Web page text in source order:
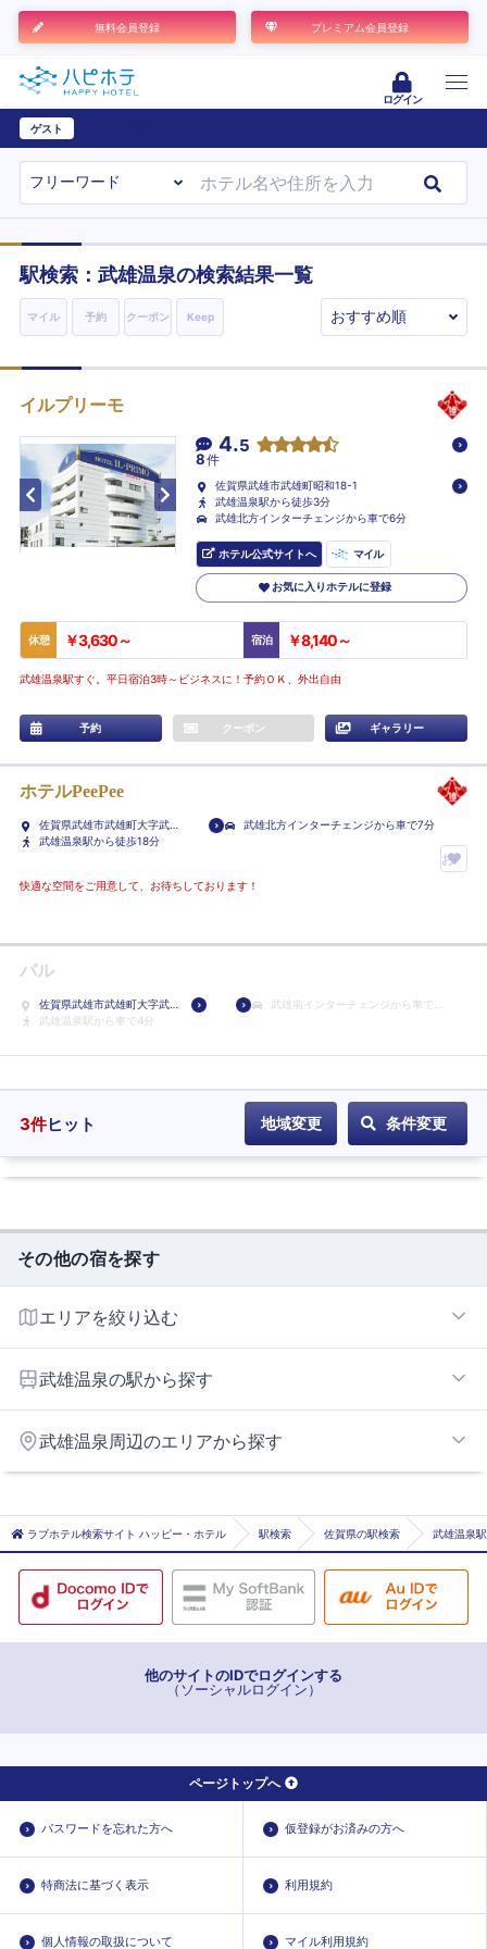
無料会員登録 プレミアム会員登録
ログイン
ゲスト
駅検索： 武雄温泉の検索結果一覧
マイル 予約 クーポン Keep
イルプリーモ
4.5
8件
佐賀県武雄市武雄町昭和18-1
武雄温泉駅から徒歩3分
武雄北方インターチェンジから車で6分
ホテル公式サイトへ マイル
お気に入りホテルに登録
休憩 ￥3,630～ 宿泊 ￥8,140～
武雄温泉駅すぐ。平日宿泊3時～ビジネスに！予約ＯＫ、外出自由
予約 クーポン ギャラリー
ホテルPeePee
佐賀県武雄市武雄町大字武雄
4533
武雄北方インターチェンジから車で7分
武雄温泉駅から徒歩18分
お
に
快適な空間をご用意して、お待ちしております！
パル
佐賀県武雄市武雄町大字武
雄3688
武雄南インターチェンジから車で7
武雄温泉駅から車で4分
3件ヒット 地域変更 条件変更
その他の宿を探す
エリアを絞り込む
武雄北方インターエリア
武雄温泉の駅から探す
武雄温泉
武雄温泉周辺のエリアから探す
伊万里エリア
ラブホテル検索サイト ハッピー・ホテル 駅検索 佐賀県の駅検索 武雄温泉
他のサイトのIDでログインする
（ソーシャルログイン）
ページトップへ
パスワードを忘れた方へ 仮登録がお済みの方へ
特商法に基づく表示 利用規約
個人情報の取扱について マイル利用規約